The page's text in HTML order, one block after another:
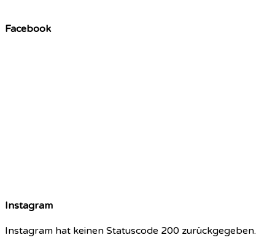
Facebook
Instagram
Instagram hat keinen Statuscode 200 zurückgegeben.